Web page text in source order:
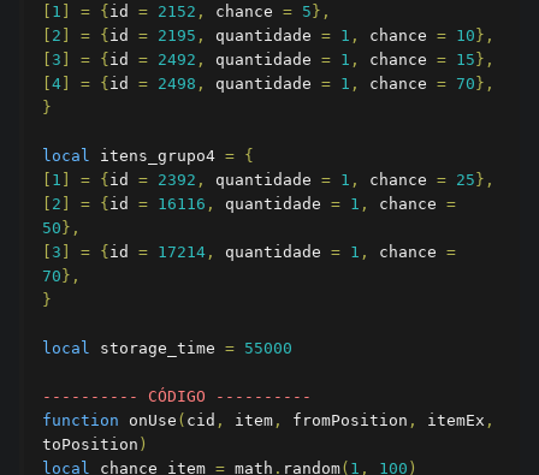
[ 1 ] = {id = 2152 , chance = 5},
[ 2 ] = {id = 2195 , quantidade = 1 , chance = 10},
[ 3 ] = {id = 2492 , quantidade = 1 , chance = 15},
[4] = {id = 2498 , quantidade = 1 , chance = 70},
}
local itens_grupo4 = {
[ 1 ] = {id = 2392 , quantidade = 1 , chance = 25},
[ 2 ] = {id = 16116 , quantidade = 1 , chance =
50},
[ 3 ] = {id = 17214 , quantidade = 1 , chance =
70},
}
local storage_time = 55000
---------- CÓDIGO ----------
function onUse ( cid , item , fromPosition , itemEx ,
toPosition )
local
chance_item = math . random( 1 , 100 )